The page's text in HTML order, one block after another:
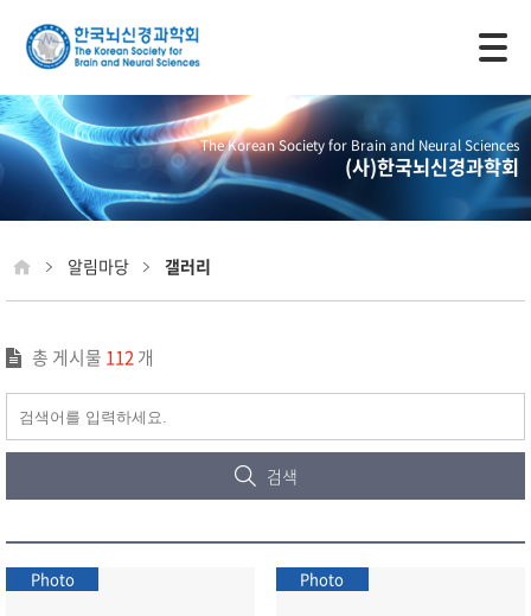
The Korean Society for Brain and Neural Sciences
(사)한국뇌신경과학회
알림마당 갤러리
총 게시물 112개
검색
Photo Photo